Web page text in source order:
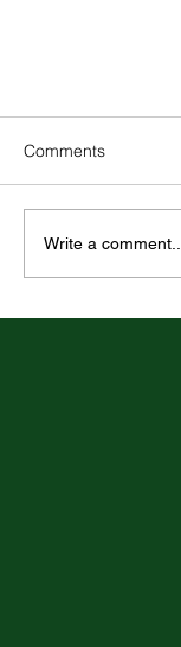
Comments
Write a comment...